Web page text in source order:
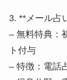
3. **メール占
– 無料特典：
ト付与
– 特徴：電話